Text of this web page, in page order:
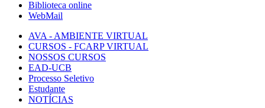
Biblioteca online
WebMail
AVA - AMBIENTE VIRTUAL
CURSOS - FCARP VIRTUAL
NOSSOS CURSOS
EAD-UCB
Processo Seletivo
Estudante
NOTÍCIAS